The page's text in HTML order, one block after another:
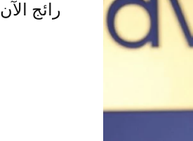
رائج الآن